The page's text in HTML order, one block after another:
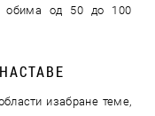
обима од 50 до 100
изабране теме,